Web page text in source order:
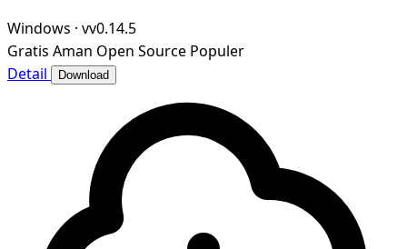
Windows · vv0.14.5
Gratis Aman Open Source Populer
Detail
Download